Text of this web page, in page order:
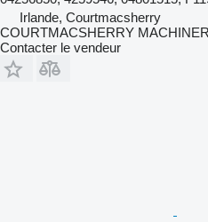
Irlande, Courtmacsherry
COURTMACSHERRY
Contacter le vendeur